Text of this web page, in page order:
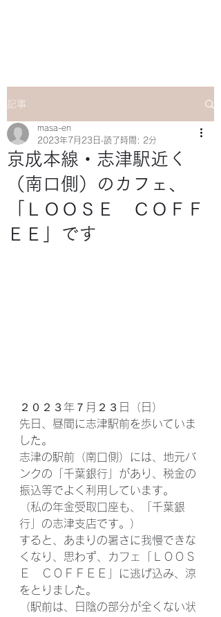
記事
京成本線・志津駅近く
（南口側）のカフェ、
「ＬＯＯＳＥ ＣＯＦＦ
ＥＥ」です
masa-en
2023年7月23日 読了時間: 2分
２０２３年７月２３日（日）
先日、昼間に志津駅前を歩いていま
した。
志津の駅前（南口側）には、地元バ
ンクの「千葉銀行」があり、税金の
振込等でよく利用しています。
（私の年金受取口座も、「千葉銀
行」の志津支店です。）
すると、あまりの暑さに我慢できな
くなり、思わず、カフェ「ＬＯＯＳ
Ｅ　ＣＯＦＦＥＥ」に逃げ込み、涼
をとりました。
（駅前は、日陰の部分が全くない状